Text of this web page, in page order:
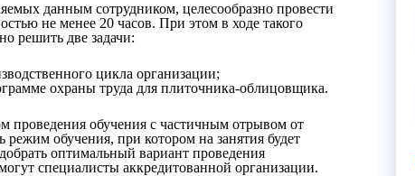
данным сотрудником, целесообразно провести
не менее 20 часов. При этом в ходе такого
решить две задачи:
цикла организации;
охраны труда для плиточника-облицовщика.
проведения обучения с частичным отрывом от
обучения, при котором на занятия будет
оптимальный вариант проведения
специалисты аккредитованной организации.